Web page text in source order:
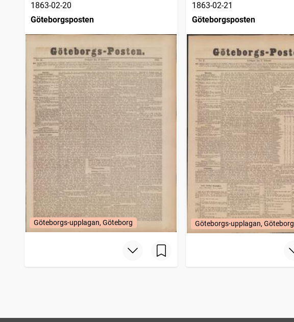
1863-02-20
Göteborgsposten
Göteborgs-upplagan, Göteborg
1863-02-21
Göteborgsposten
Göteborgs-upplagan, Göteborg